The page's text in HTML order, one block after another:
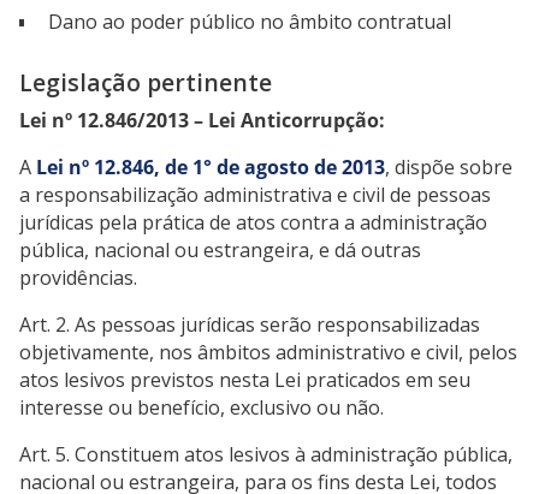
Dano ao poder público no âmbito contratual
Legislação pertinente
Lei nº 12.846/2013 – Lei Anticorrupção:
A Lei nº 12.846, de 1° de agosto de 2013, dispõe sobre
a responsabilização administrativa e civil de pessoas
jurídicas pela prática de atos contra a administração
pública, nacional ou estrangeira, e dá outras
providências.
Art. 2. As pessoas jurídicas serão responsabilizadas
objetivamente, nos âmbitos administrativo e civil, pelos
atos lesivos previstos nesta Lei praticados em seu
interesse ou benefício, exclusivo ou não.
Art. 5. Constituem atos lesivos à administração pública,
nacional ou estrangeira, para os fins desta Lei, todos